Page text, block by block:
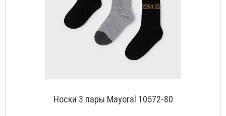
Носки 3 пары Mayoral 10572-80